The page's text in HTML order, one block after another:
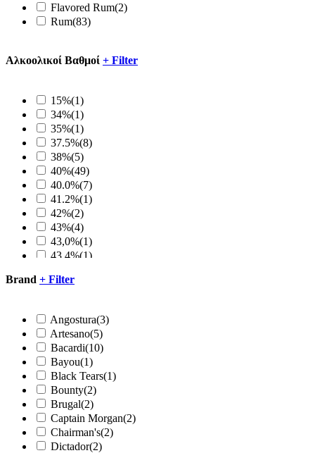
Flavored Rum(2)
Rum(83)
Αλκοολικοί Βαθμοί + Filter
15%(1)
34%(1)
35%(1)
37.5%(8)
38%(5)
40%(49)
40.0%(7)
41.2%(1)
42%(2)
43%(4)
43,0%(1)
43.4%(1)
45.7%
40,2%(1)
41,3%(1)
43,1%(1)
44,8%(1)
47,5% (1)
52%(1)
55%(1)
57%(1)
57,5%(1)
Brand + Filter
Angostura(3)
Artesano(5)
Bacardi(10)
Bayou(1)
Black Tears(1)
Bounty(2)
Brugal(2)
Captain Morgan(2)
Chairman's(2)
Dictador(2)